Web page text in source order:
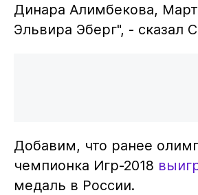
Динара Алимбекова,
Эльвира Эберг", - сказал
Добавим, что ранее
чемпионка Игр-2018
медаль в России.